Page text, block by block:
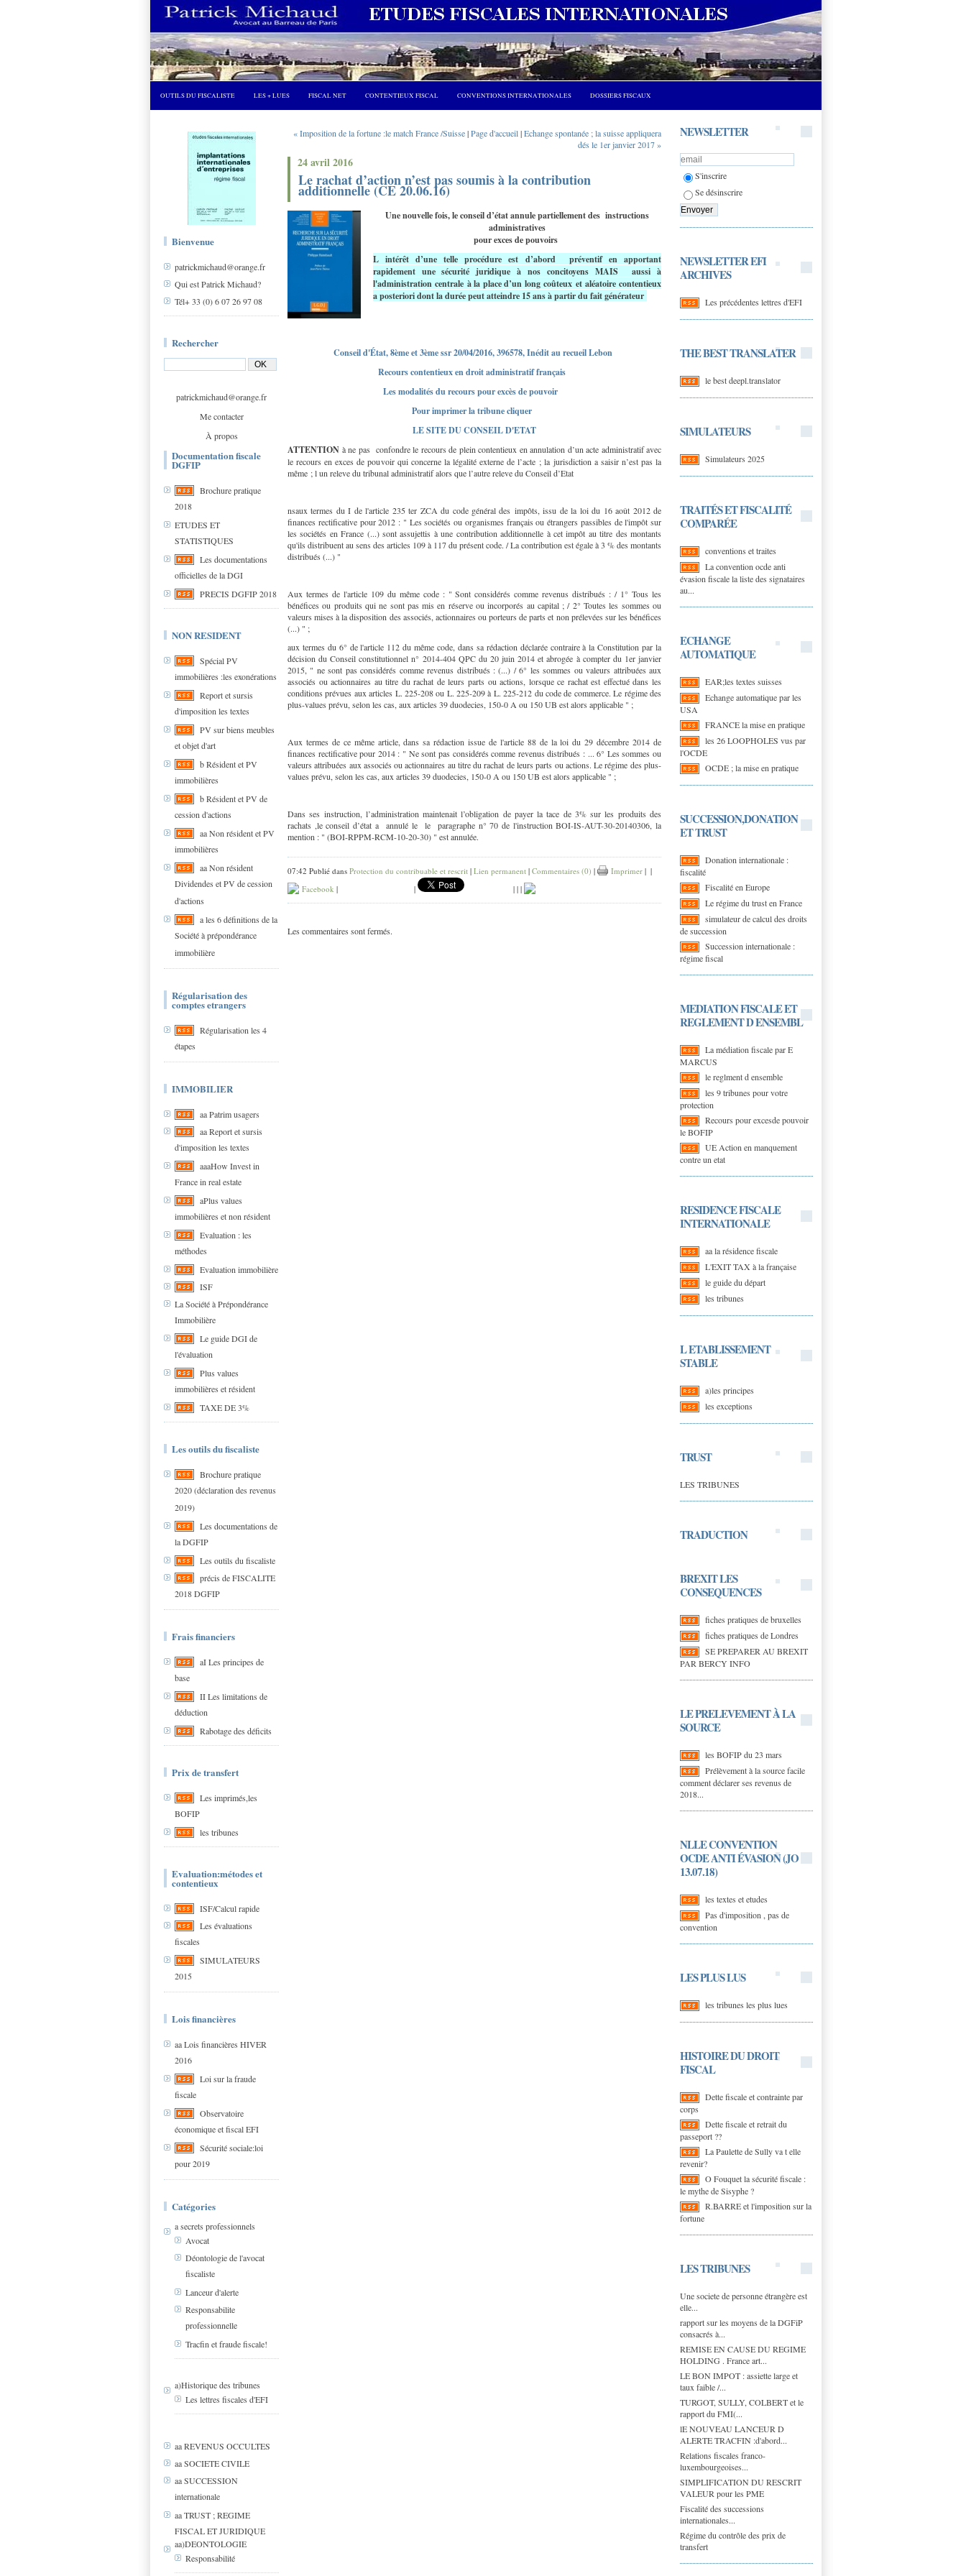
OUTILS DU FISCALISTE LES + LUES FISCAL NET CONTENTIEUX FISCAL CONVENTIONS INTERNATIONALES DOSSIERS FISCAUX
Bienvenue
patrickmichaud@orange.fr
Qui est Patrick Michaud?
Tél+ 33 (0) 6 07 26 97 08
Rechercher
patrickmichaud@orange.fr
Me contacter
À propos
Documentation fiscale
DGFIP
Brochure pratique
2018
ETUDES ET
STATISTIQUES
Les documentations
officielles de la DGI
PRECIS DGFIP 2018
NON RESIDENT
Spécial PV
immobilières :les exonérations
Report et sursis
d'imposition les textes
PV sur biens meubles
et objet d'art
b Résident et PV
immobilières
b Résident et PV de
cession d'actions
aa Non résident et PV
immobilières
aa Non résident
Dividendes et PV de cession
d'actions
a les 6 définitions de la
Société à prépondérance
immobilière
Régularisation des
comptes etrangers
Régularisation les 4
étapes
IMMOBILIER
aa Patrim usagers
aa Report et sursis
d'imposition les textes
aaaHow Invest in
France in real estate
aPlus values
immobilières et non résident
Evaluation : les
méthodes
Evaluation immobilière
ISF
La Société à Prépondérance
Immobilière
Le guide DGI de
l'évaluation
Plus values
immobilières et résident
TAXE DE 3%
Les outils du fiscaliste
Brochure pratique
2020 (déclaration des revenus
2019)
Les documentations de
la DGFIP
Les outils du fiscaliste
précis de FISCALITE
2018 DGFIP
Frais financiers
aI Les principes de
base
II Les limitations de
déduction
Rabotage des déficits
Prix de transfert
Les imprimés,les
BOFIP
les tribunes
Evaluation:métodes et
contentieux
ISF/Calcul rapide
Les évaluations
fiscales
SIMULATEURS
2015
Lois financières
aa Lois financières HIVER
2016
Loi sur la fraude
fiscale
Observatoire
économique et fiscal EFI
Sécurité sociale:loi
pour 2019
Catégories
a secrets professionnels
Avocat
Déontologie de l'avocat
fiscaliste
Lanceur d'alerte
Responsabilite
professionnelle
Tracfin et fraude fiscale!
a)Historique des tribunes
Les lettres fiscales d'EFI
aa REVENUS OCCULTES
aa SOCIETE CIVILE
aa SUCCESSION
internationale
aa TRUST ; REGIME
FISCAL ET JURIDIQUE
aa)DEONTOLOGIE
Responsabilité
NEWSLETTER
S'inscrire
Se désinscrire
NEWSLETTER EFI
ARCHIVES
Les précédentes lettres d'EFI
THE BEST TRANSLATER
le best deepl.translator
SIMULATEURS
Simulateurs 2025
TRAITÉS ET FISCALITÉ
COMPARÉE
conventions et traites
La convention ocde anti
évasion fiscale la liste des signataires
au...
ECHANGE
AUTOMATIQUE
EAR;les textes suisses
Echange automatique par les
USA
FRANCE la mise en pratique
les 26 LOOPHOLES vus par
l'OCDE
OCDE ; la mise en pratique
SUCCESSION,DONATION
ET TRUST
Donation internationale :
fiscalité
Fiscalité en Europe
Le régime du trust en France
simulateur de calcul des droits
de succession
Succession internationale :
régime fiscal
MEDIATION FISCALE ET
REGLEMENT D ENSEMBL
La médiation fiscale par E
MARCUS
le reglment d ensemble
les 9 tribunes pour votre
protection
Recours pour excesde pouvoir
le BOFIP
UE Action en manquement
contre un etat
RESIDENCE FISCALE
INTERNATIONALE
aa la résidence fiscale
L'EXIT TAX à la française
le guide du départ
les tribunes
L ETABLISSEMENT
STABLE
a)les principes
les exceptions
TRUST
LES TRIBUNES
TRADUCTION
BREXIT LES
CONSEQUENCES
fiches pratiques de bruxelles
fiches pratiques de Londres
SE PREPARER AU BREXIT
PAR BERCY INFO
LE PRELEVEMENT À LA
SOURCE
les BOFIP du 23 mars
Prélèvement à la source facile
comment déclarer ses revenus de
2018...
NLLE CONVENTION
OCDE ANTI ÉVASION (JO
13.07.18)
les textes et etudes
Pas d'imposition , pas de
convention
LES PLUS LUS
les tribunes les plus lues
HISTOIRE DU DROIT
FISCAL
Dette fiscale et contrainte par
corps
Dette fiscale et retrait du
passeport ??
La Paulette de Sully va t elle
revenir?
O Fouquet la sécurité fiscale :
le mythe de Sisyphe ?
R.BARRE et l'imposition sur la
fortune
LES TRIBUNES
Une societe de personne étrangère est
elle...
rapport sur les moyens de la DGFiP
consacrés à...
REMISE EN CAUSE DU REGIME
HOLDING . France art...
LE BON IMPOT : assiette large et
taux faible /...
TURGOT, SULLY, COLBERT et le
rapport du FMI(...
lE NOUVEAU LANCEUR D
ALERTE TRACFIN :d'abord...
Relations fiscales franco-
luxembourgeoises...
SIMPLIFICATION DU RESCRIT
VALEUR pour les PME
Fiscalité des successions
internationales...
Régime du contrôle des prix de
transfert
« Imposition de la fortune :le match France /Suisse|Page d'accueil|Echange spontanée ; la suisse appliquera
dés le 1er janvier 2017 »
24 avril 2016
Le rachat d’action n’est pas soumis à la contribution
additionnelle (CE 20.06.16)
Une nouvelle fois, le conseil d’état annule partiellement des instructions
administratives
pour exces de pouvoirs
L intérêt d’une telle procédure est d’abord préventif en apportant
rapidement une sécurité juridique à nos concitoyens MAIS aussi à
l'administration centrale à la place d’un long coûteux et aléatoire contentieux
a posteriori dont la durée peut atteindre 15 ans à partir du fait générateur
Conseil d'État, 8ème et 3ème ssr 20/04/2016, 396578, Inédit au recueil Lebon
Recours contentieux en droit administratif français
Les modalités du recours pour excès de pouvoir
Pour imprimer la tribune cliquer
LE SITE DU CONSEIL D'ETAT
ATTENTION à ne pas confondre le recours de plein contentieux en annulation d’un acte administratif avec
le recours en exces de pouvoir qui concerne la légalité externe de l’acte ; la jurisdiction a saisir n’est pas la
même ; l un releve du tribunal administratif alors que l’autre releve du Conseil d’Etat
nsaux termes du I de l'article 235 ter ZCA du code général des impôts, issu de la loi du 16 août 2012 de
finances rectificative pour 2012 : " Les sociétés ou organismes français ou étrangers passibles de l'impôt sur
les sociétés en France (...) sont assujettis à une contribution additionnelle à cet impôt au titre des montants
qu'ils distribuent au sens des articles 109 à 117 du présent code. / La contribution est égale à 3 % des montants
distribués (...) "
Aux termes de l'article 109 du même code : " Sont considérés comme revenus distribués : / 1° Tous les
bénéfices ou produits qui ne sont pas mis en réserve ou incorporés au capital ; / 2° Toutes les sommes ou
valeurs mises à la disposition des associés, actionnaires ou porteurs de parts et non prélevées sur les bénéfices
(...) " ;
aux termes du 6° de l'article 112 du même code, dans sa rédaction déclarée contraire à la Constitution par la
décision du Conseil constitutionnel n° 2014-404 QPC du 20 juin 2014 et abrogée à compter du 1er janvier
2015, " ne sont pas considérés comme revenus distribués : (...) / 6° les sommes ou valeurs attribuées aux
associés ou actionnaires au titre du rachat de leurs parts ou actions, lorsque ce rachat est effectué dans les
conditions prévues aux articles L. 225-208 ou L. 225-209 à L. 225-212 du code de commerce. Le régime des
plus-values prévu, selon les cas, aux articles 39 duodecies, 150-0 A ou 150 UB est alors applicable " ;
Aux termes de ce même article, dans sa rédaction issue de l'article 88 de la loi du 29 décembre 2014 de
finances rectificative pour 2014 : " Ne sont pas considérés comme revenus distribués : ... 6° Les sommes ou
valeurs attribuées aux associés ou actionnaires au titre du rachat de leurs parts ou actions. Le régime des plus-
values prévu, selon les cas, aux articles 39 duodecies, 150-0 A ou 150 UB est alors applicable " ;
Dans ses instruction, l’administration maintenait l’obligation de payer la tace de 3% sur les produits des
rachats ,le conseil d’état a annulé le le paragraphe n° 70 de l'instruction BOI-IS-AUT-30-20140306, la
mention : " (BOI-RPPM-RCM-10-20-30) " est annulée.
07:42 Publié dans Protection du contribuable et rescrit | Lien permanent | Commentaires (0) | Imprimer | |
Facebook | | | | |
Les commentaires sont fermés.